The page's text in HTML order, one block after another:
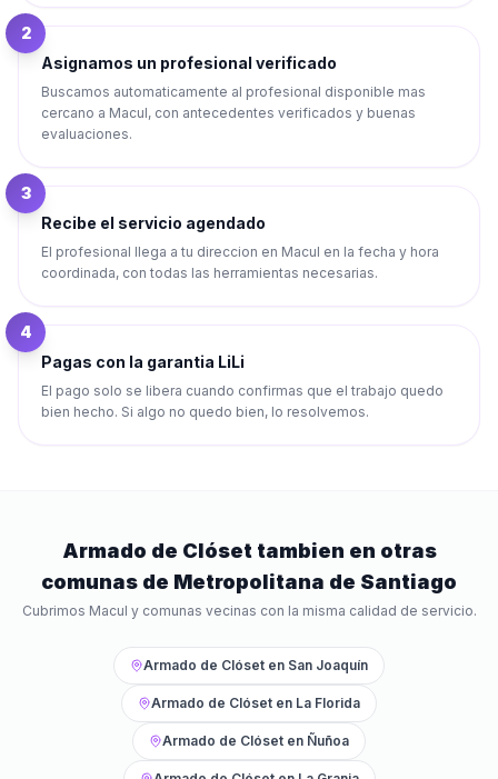
2
Asignamos un profesional verificado
Buscamos automaticamente al profesional disponible mas
cercano a Macul, con antecedentes verificados y buenas
evaluaciones.
3
Recibe el servicio agendado
El profesional llega a tu direccion en Macul en la fecha y hora
coordinada, con todas las herramientas necesarias.
4
Pagas con la garantia LiLi
El pago solo se libera cuando confirmas que el trabajo quedo
bien hecho. Si algo no quedo bien, lo resolvemos.
Armado de Clóset tambien en otras
comunas de Metropolitana de Santiago
Cubrimos Macul y comunas vecinas con la misma calidad de servicio.
Armado de Clóset en San Joaquín
Armado de Clóset en La Florida
Armado de Clóset en Ñuñoa